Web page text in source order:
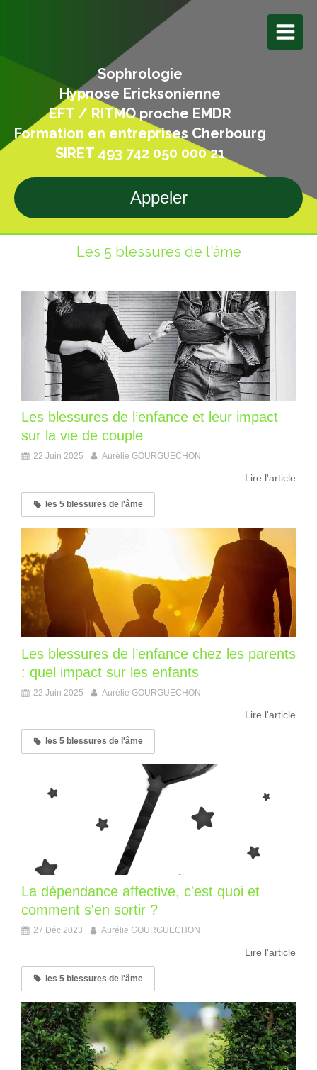
Sophrologie
Hypnose Ericksonienne
EFT / RITMO proche EMDR
Formation en entreprises Cherbourg
SIRET 493 742 050 000 21
Appeler
Les 5 blessures de l'âme
Les blessures de l’enfance et leur impact
sur la vie de couple
22 Juin 2025 Aurélie GOURGUECHON
Lire l'article
les 5 blessures de l'âme
Les blessures de l’enfance chez les parents
: quel impact sur les enfants
22 Juin 2025 Aurélie GOURGUECHON
Lire l'article
les 5 blessures de l'âme
La dépendance affective, c'est quoi et
comment s'en sortir ?
27 Déc 2023 Aurélie GOURGUECHON
Lire l'article
les 5 blessures de l'âme